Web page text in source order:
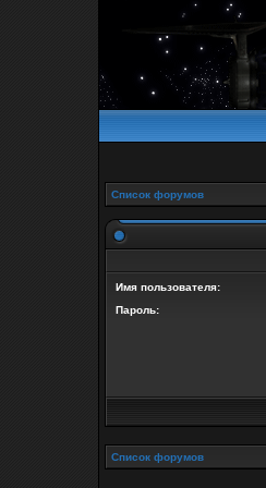
Список форумов
Имя пользователя:
Пароль:
Список форумов